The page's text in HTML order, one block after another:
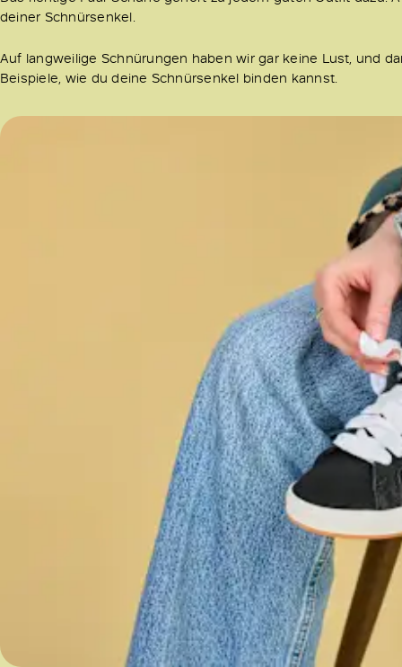
deiner Schnürsenkel.
Auf langweilige Schnürungen haben wir gar keine Lust, und
Beispiele, wie du deine Schnürsenkel binden kannst.